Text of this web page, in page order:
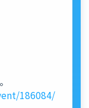
186084/